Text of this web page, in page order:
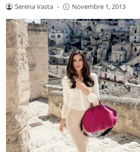
Serena Vasta - Novembre 1, 2013